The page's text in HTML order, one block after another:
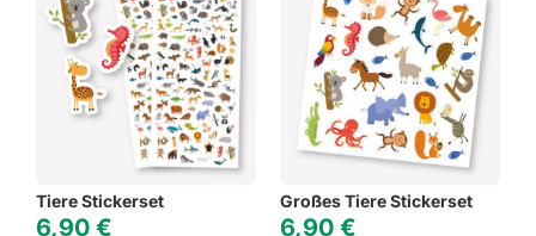
Tiere Stickerset
6,90 €
Großes Tiere Stickerset
6,90 €